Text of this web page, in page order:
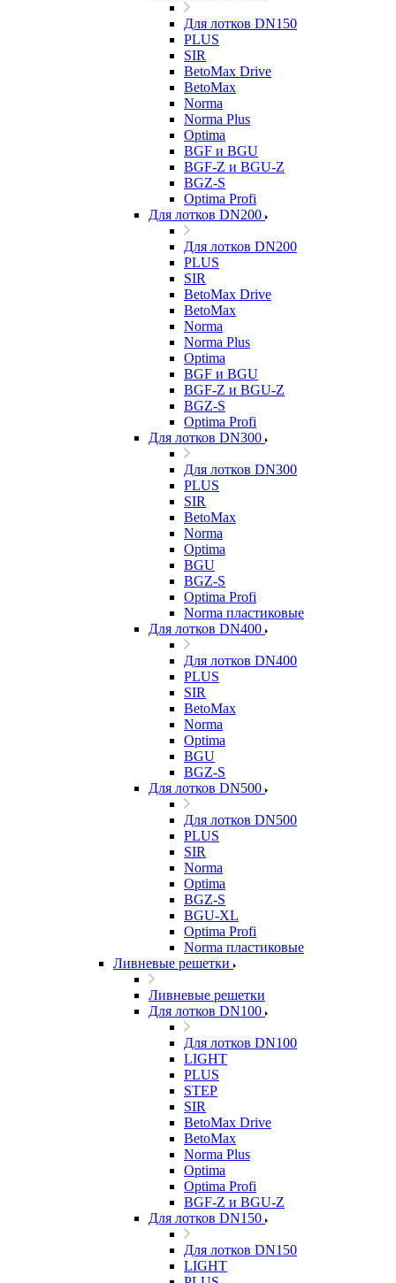
Для лотков DN150
PLUS
SIR
BetoMax Drive
BetoMax
Norma
Norma Plus
Optima
BGF и BGU
BGF-Z и BGU-Z
BGZ-S
Optima Profi
Для лотков DN200
Для лотков DN200
PLUS
SIR
BetoMax Drive
BetoMax
Norma
Norma Plus
Optima
BGF и BGU
BGF-Z и BGU-Z
BGZ-S
Optima Profi
Для лотков DN300
Для лотков DN300
PLUS
SIR
BetoMax
Norma
Optima
BGU
BGZ-S
Optima Profi
Norma пластиковые
Для лотков DN400
Для лотков DN400
PLUS
SIR
BetoMax
Norma
Optima
BGU
BGZ-S
Для лотков DN500
Для лотков DN500
PLUS
SIR
Norma
Optima
BGZ-S
BGU-XL
Optima Profi
Norma пластиковые
Ливневые решетки
Ливневые решетки
Для лотков DN100
Для лотков DN100
LIGHT
PLUS
STEP
SIR
BetoMax Drive
BetoMax
Norma Plus
Optima
Optima Profi
BGF-Z и BGU-Z
Для лотков DN150
Для лотков DN150
LIGHT